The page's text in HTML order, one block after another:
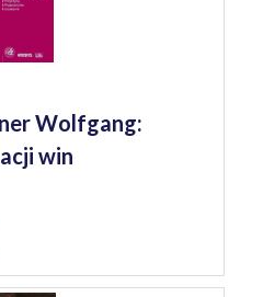
Wolfgang:
win